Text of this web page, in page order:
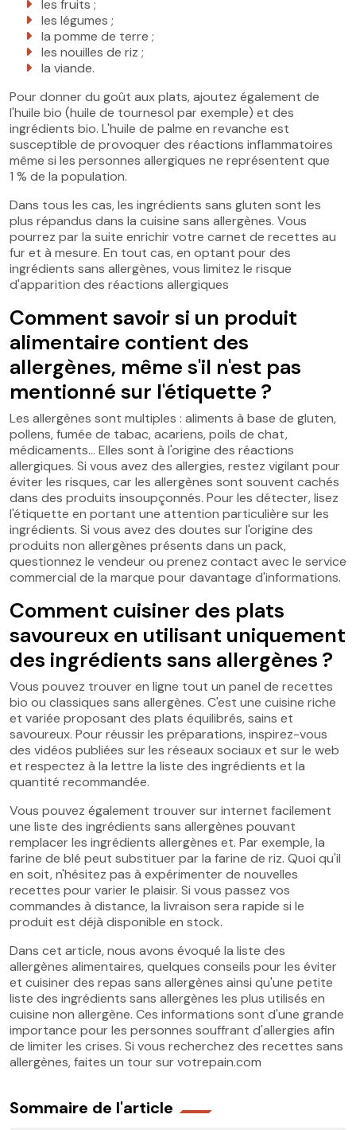
les fruits ;
les légumes ;
la pomme de terre ;
les nouilles de riz ;
la viande.
Pour donner du goût aux plats, ajoutez également de
l'huile bio (huile de tournesol par exemple) et des
ingrédients bio. L'huile de palme en revanche est
susceptible de provoquer des réactions inflammatoires
même si les personnes allergiques ne représentent que
1 % de la population.
Dans tous les cas, les ingrédients sans gluten sont les
plus répandus dans la cuisine sans allergènes. Vous
pourrez par la suite enrichir votre carnet de recettes au
fur et à mesure. En tout cas, en optant pour des
ingrédients sans allergènes, vous limitez le risque
d'apparition des réactions allergiques
Comment savoir si un produit
alimentaire contient des
allergènes, même s'il n'est pas
mentionné sur l'étiquette ?
Les allergènes sont multiples : aliments à base de gluten,
pollens, fumée de tabac, acariens, poils de chat,
médicaments… Elles sont à l'origine des réactions
allergiques. Si vous avez des allergies, restez vigilant pour
éviter les risques, car les allergènes sont souvent cachés
dans des produits insoupçonnés. Pour les détecter, lisez
l'étiquette en portant une attention particulière sur les
ingrédients. Si vous avez des doutes sur l'origine des
produits non allergènes présents dans un pack,
questionnez le vendeur ou prenez contact avec le service
commercial de la marque pour davantage d'informations.
Comment cuisiner des plats
savoureux en utilisant uniquement
des ingrédients sans allergènes ?
Vous pouvez trouver en ligne tout un panel de recettes
bio ou classiques sans allergènes. C'est une cuisine riche
et variée proposant des plats équilibrés, sains et
savoureux. Pour réussir les préparations, inspirez-vous
des vidéos publiées sur les réseaux sociaux et sur le web
et respectez à la lettre la liste des ingrédients et la
quantité recommandée.
Vous pouvez également trouver sur internet facilement
une liste des ingrédients sans allergènes pouvant
remplacer les ingrédients allergènes et. Par exemple, la
farine de blé peut substituer par la farine de riz. Quoi qu'il
en soit, n'hésitez pas à expérimenter de nouvelles
recettes pour varier le plaisir. Si vous passez vos
commandes à distance, la livraison sera rapide si le
produit est déjà disponible en stock.
Dans cet article, nous avons évoqué la liste des
allergènes alimentaires, quelques conseils pour les éviter
et cuisiner des repas sans allergènes ainsi qu'une petite
liste des ingrédients sans allergènes les plus utilisés en
cuisine non allergène. Ces informations sont d'une grande
importance pour les personnes souffrant d'allergies afin
de limiter les crises. Si vous recherchez des recettes sans
allergènes, faites un tour sur votrepain.com
Sommaire de l'article